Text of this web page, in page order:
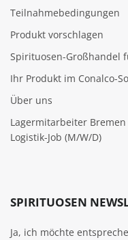
Teilnahmebedingungen
Produkt vorschlagen
Spirituosen-Großhandel
Ihr Produkt im Conalco-
Über uns
Lagermitarbeiter Bremen
Logistik-Job (M/W/D)
SPIRITUOSEN
Ja, ich möchte